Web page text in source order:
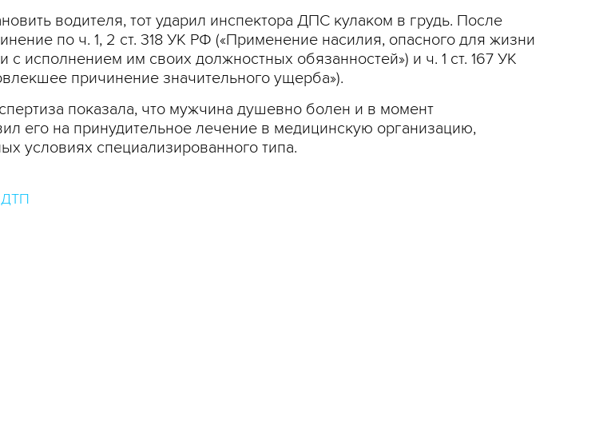
водителя, тот ударил инспектора ДПС кулаком в грудь. После
по ч. 1, 2 ст. 318 УК РФ («Применение насилия, опасного для жизни
исполнением им своих должностных обязанностей») и ч. 1 ст. 167 УК
причинение значительного ущерба»).
показала, что мужчина душевно болен и в момент
его на принудительное лечение в медицинскую организацию,
условиях специализированного типа.
ДТП